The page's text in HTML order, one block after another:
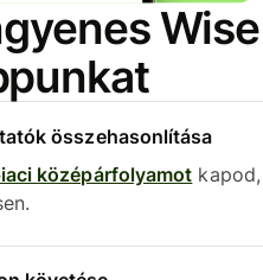
Wise
összehasonlítása
középárfolyamot kapod,